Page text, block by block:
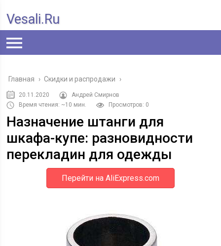
Vesali.ru
Главная › Скидки и распродажи ›
20.11.2020
Андрей Смирнов
Время чтения: ~10 мин.
Просмотров: 0
Назначение штанги для
шкафа-купе: разновидности
перекладин для одежды
Перейти на AliExpress.com